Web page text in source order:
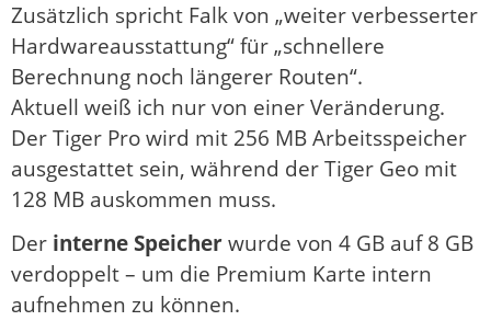
Zusätzlich spricht Falk von „weiter verbesserter
Hardwareausstattung“ für „schnellere
Berechnung noch längerer Routen“.
Aktuell weiß ich nur von einer Veränderung.
Der Tiger Pro wird mit 256 MB Arbeitsspeicher
ausgestattet sein, während der Tiger Geo mit
128 MB auskommen muss.
Der interne Speicherwurde von 4 GB auf 8 GB
verdoppelt – um die Premium Karte intern
aufnehmen zu können.